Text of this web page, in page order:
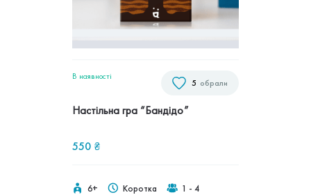
обрали
5
В наявностi
Настільна гра “Бандідо”
550 ₴
6+ Коротка
1 - 4